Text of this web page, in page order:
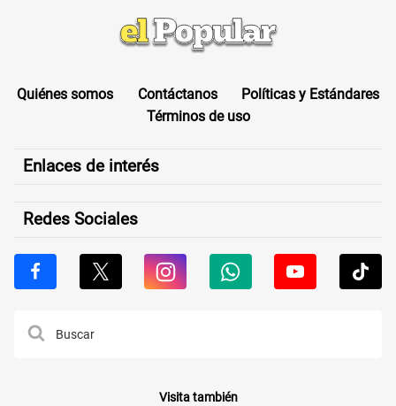
Quiénes somos Contáctanos
Políticas y Estándares
Términos de uso
Enlaces de interés
Redes Sociales
Visita también